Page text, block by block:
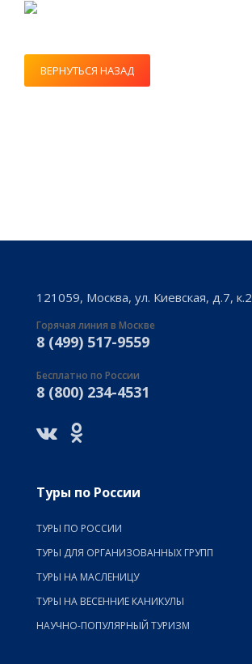
ВЕРНУТЬСЯ НАЗАД
121059, Москва, ул. Киевская, д.7, к.2
Горячая линия в Москве
8 (499) 517-9559
Бесплатно по России
8 (800) 234-4531
Туры по России
ТУРЫ ПО РОССИИ
ТУРЫ ДЛЯ ОРГАНИЗОВАННЫХ ГРУПП
ТУРЫ НА МАСЛЕНИЦУ
ТУРЫ НА ВЕСЕННИЕ КАНИКУЛЫ
НАУЧНО-ПОПУЛЯРНЫЙ ТУРИЗМ